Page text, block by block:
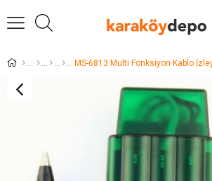
MS-6813 Multi Fonksiyon Kablo